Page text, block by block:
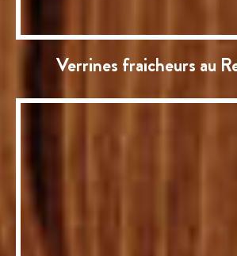
Verrines fraicheurs au